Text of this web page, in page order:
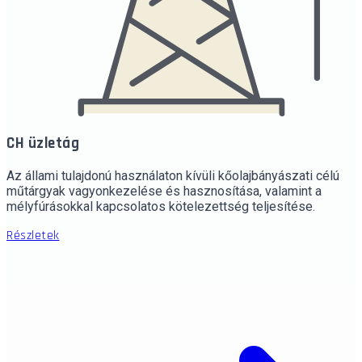
CH üzletág
Az állami tulajdonú használaton kívüli kőolajbányászati célú
műtárgyak vagyonkezelése és hasznosítása, valamint a
mélyfúrásokkal kapcsolatos kötelezettség teljesítése.
Részletek